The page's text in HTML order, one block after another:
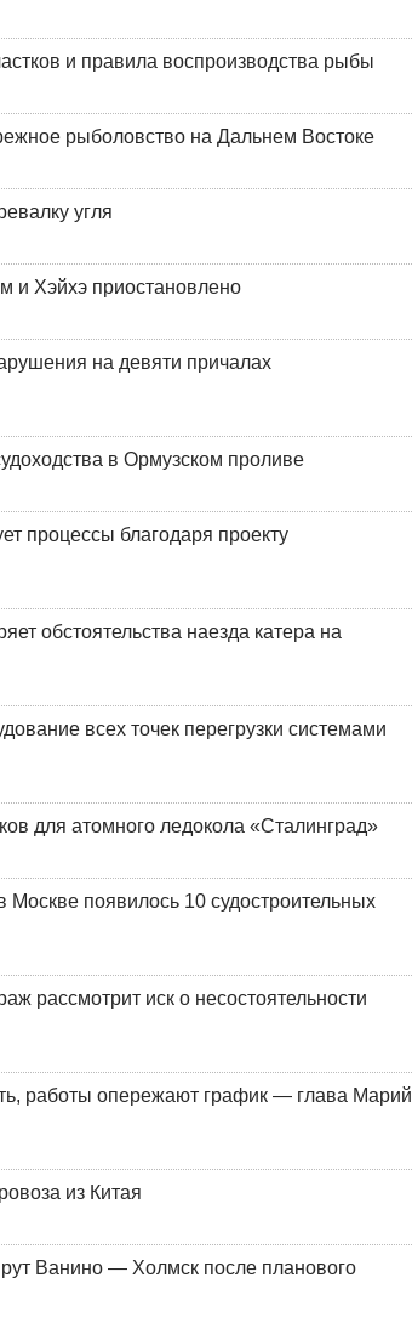
и правила воспроизводства рыбы
рыболовство на Дальнем Востоке
угля
и Хэйхэ приостановлено
на девяти причалах
в Ормузском проливе
процессы благодаря проекту
обстоятельства наезда катера на
всех точек перегрузки системами
для атомного ледокола «Сталинград»
появилось 10 судостроительных
рассмотрит иск о несостоятельности
работы опережают график — глава Марий
из Китая
Ванино — Холмск после планового